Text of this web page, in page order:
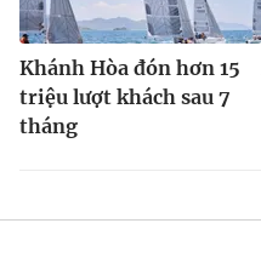
Khánh Hòa đón hơn 15
triệu lượt khách sau 7
tháng